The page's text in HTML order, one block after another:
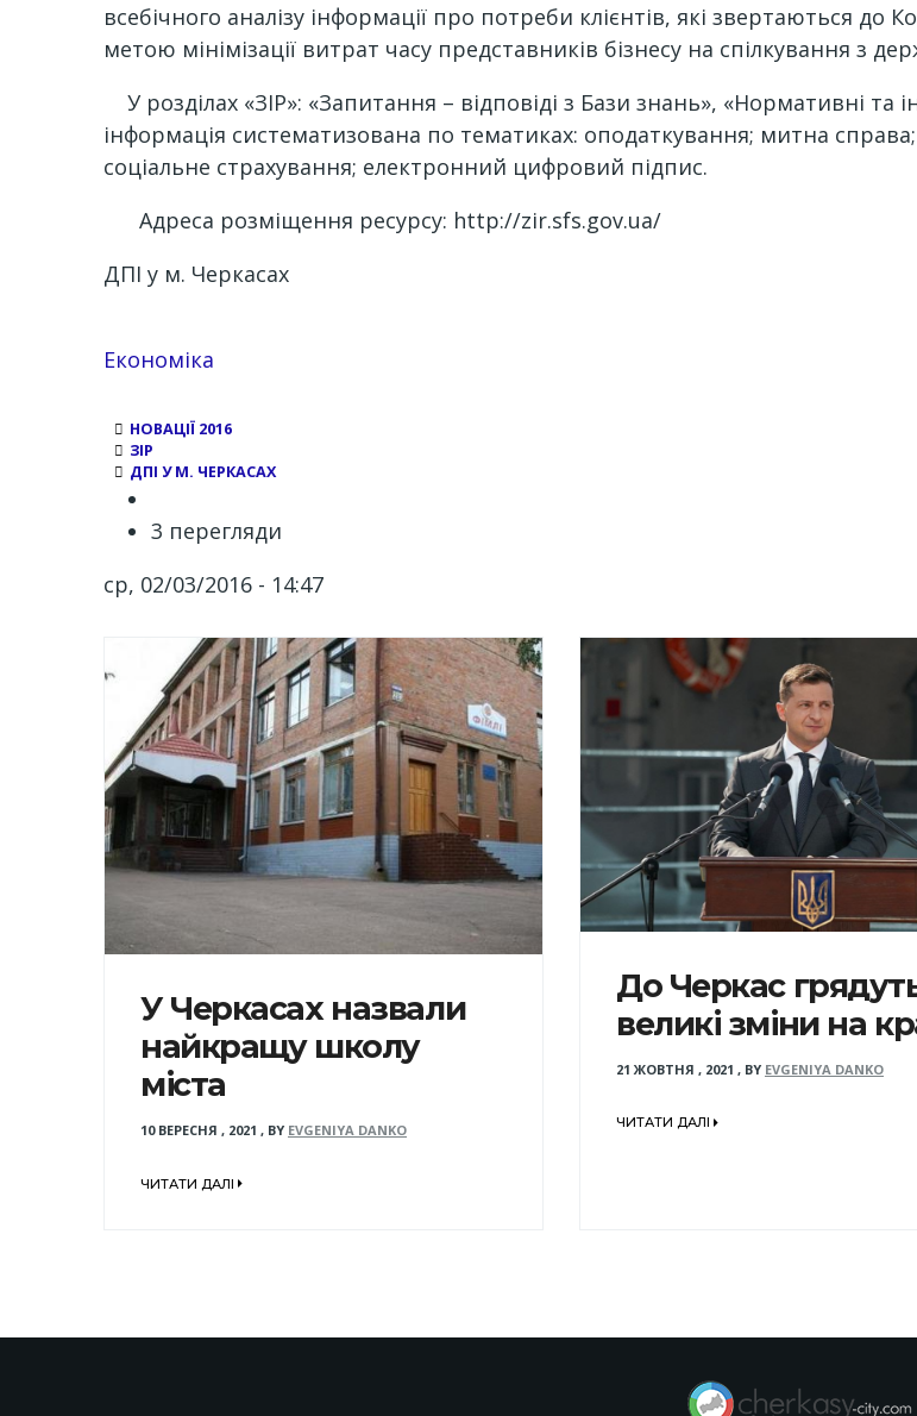
всебічного аналізу інформації про потреби клієнтів, які звертаються
метою мінімізації витрат часу представників бізнесу на спілкування з
У розділах «ЗІР»: «Запитання – відповіді з Бази знань», «Нормативні та
інформація систематизована по тематиках: оподаткування; митна
соціальне страхування; електронний цифровий підпис.
Адреса розміщення ресурсу: http://zir.sfs.gov.ua/
ДПІ у м. Черкасах
Економіка
НОВАЦІЇ 2016
ЗІР
ДПІ У М. ЧЕРКАСАХ
3 перегляди
ср, 02/03/2016 - 14:47
У Черкасах назвали
найкращу школу
міста
10 ВЕРЕСНЯ , 2021 , BY EVGENIYA DANKO
ЧИТАТИ ДАЛІ
До Черкас
великі зміни на
21 ЖОВТНЯ , 2021 , BY EVGENIYA DANKO
ЧИТАТИ ДАЛІ